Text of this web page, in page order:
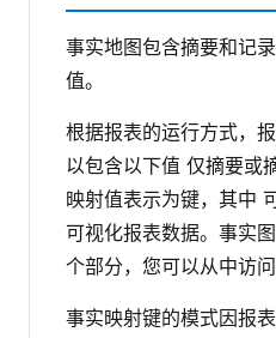
事实地图包含摘要和记
值。
根据报表的运行方式，
以包含以下值 仅摘要或
映射值表示为键，其中
可视化报表数据。事实
个部分，您可以从中访
事实映射键的模式因报